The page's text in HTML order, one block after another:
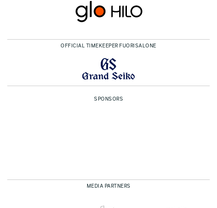
OFFICIAL TIMEKEEPER FUORISALONE
SPONSORS
MEDIA PARTNERS